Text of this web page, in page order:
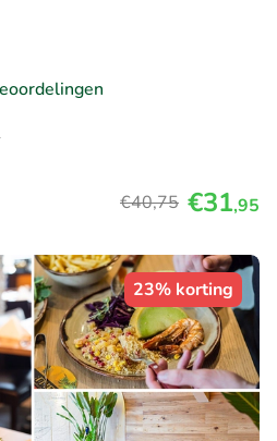
€40,75 €31,95
23% korting